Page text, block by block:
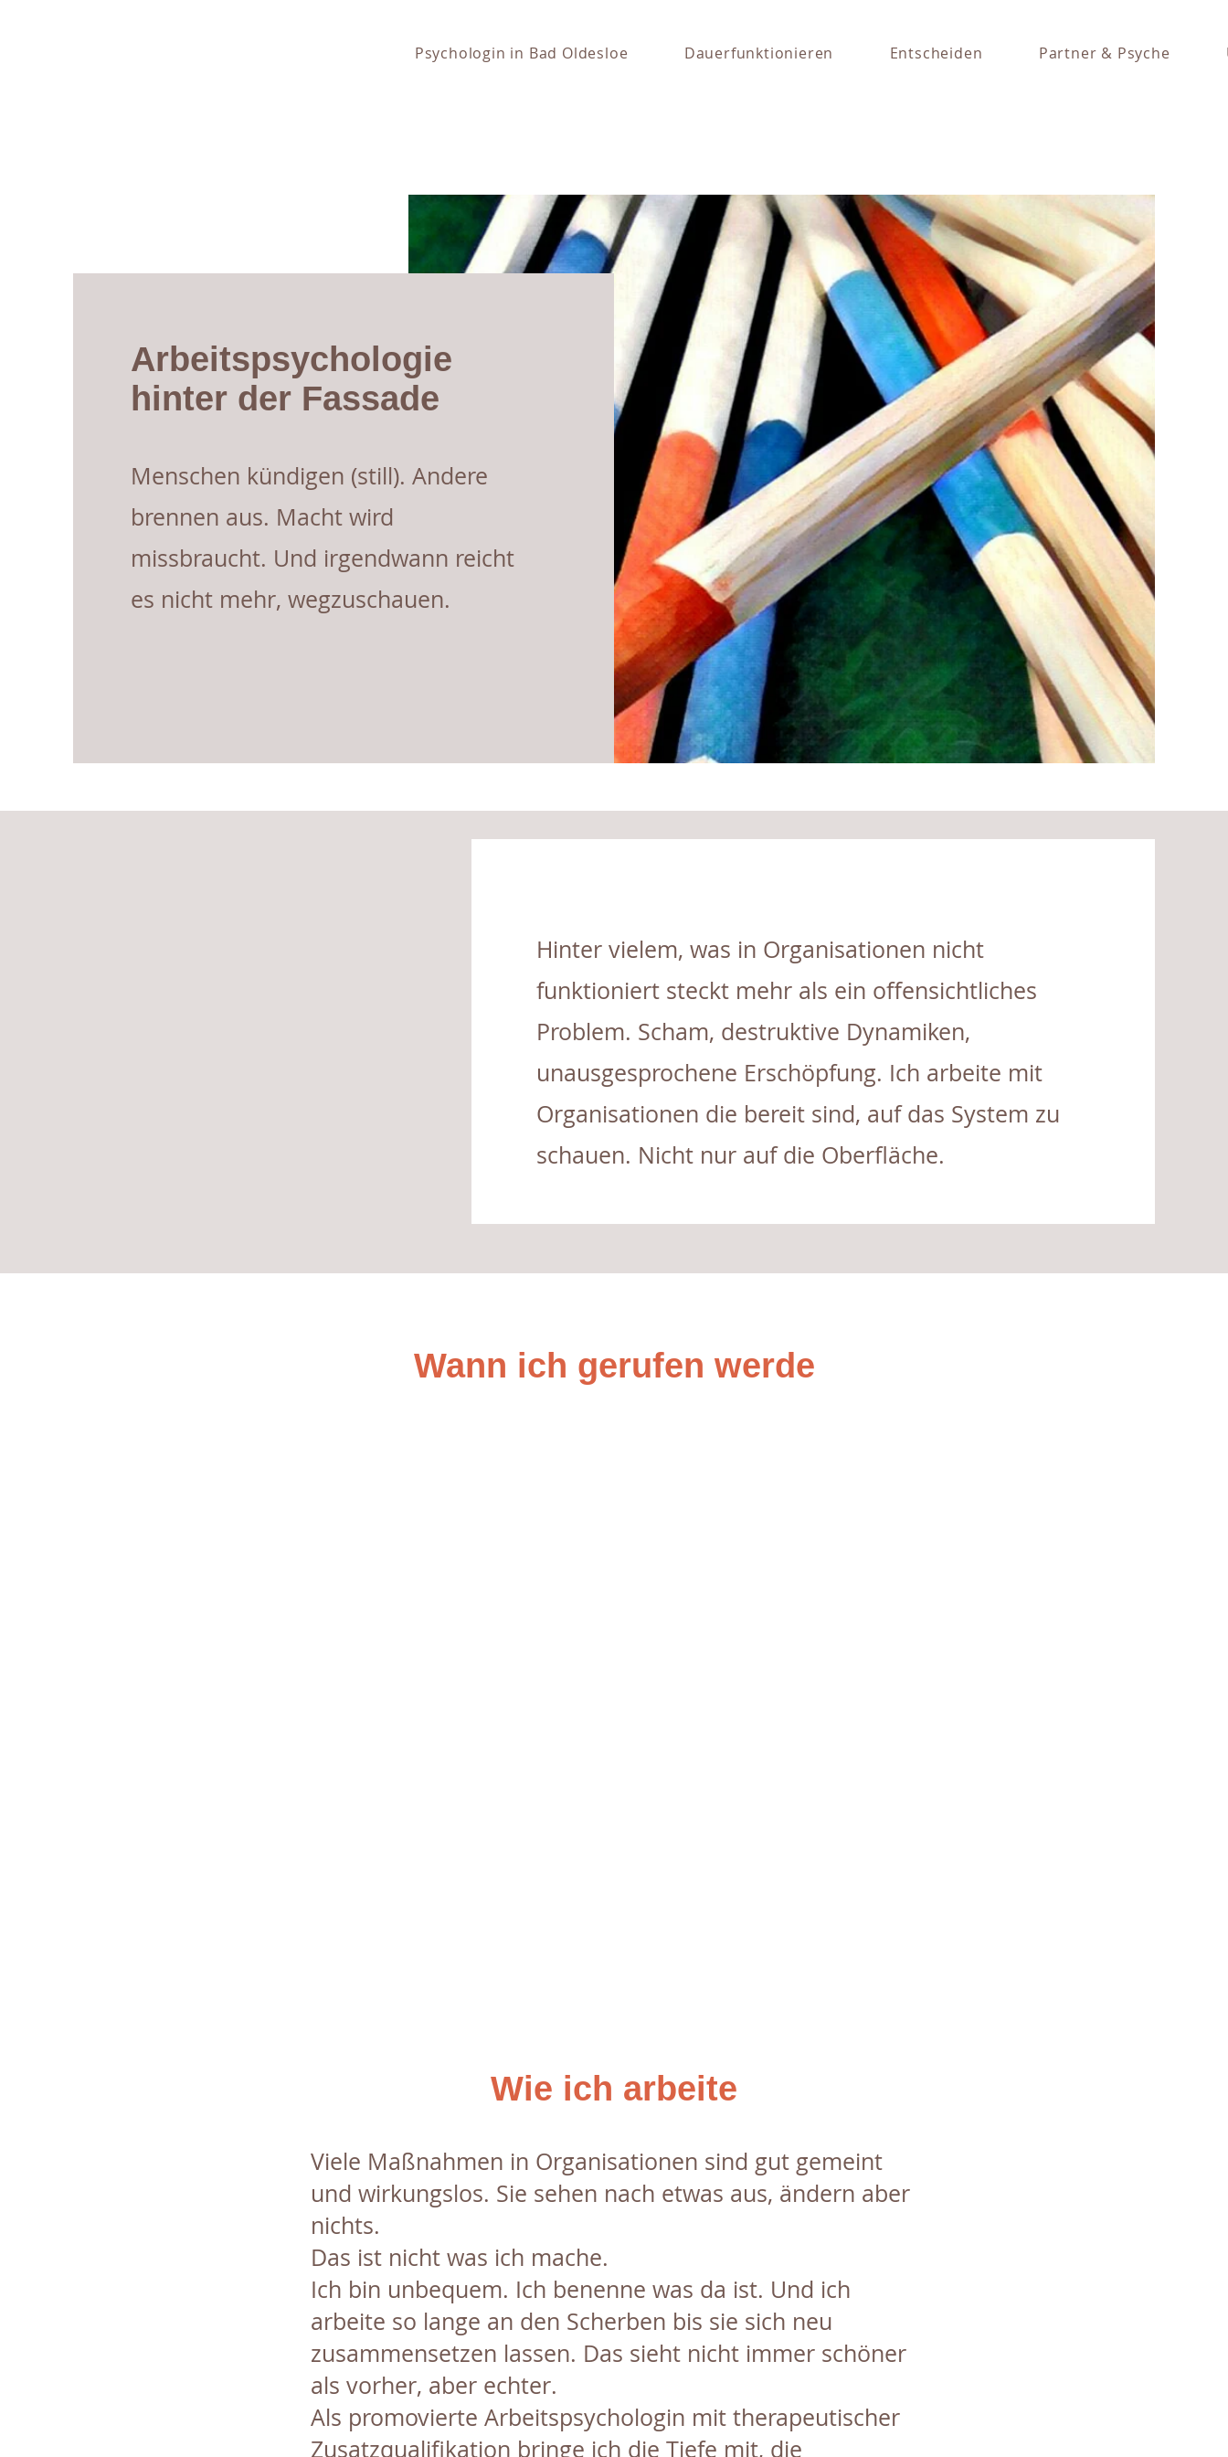
Psychologin in Bad Oldesloe Dauerfunktionieren Entscheiden Partner & Psyche
Arbeitspsychologie
hinter der Fassade
Menschen kündigen (still). Andere
brennen aus. Macht wird
missbraucht. Und irgendwann reicht
es nicht mehr, wegzuschauen.
Hinter vielem, was in Organisationen nicht
funktioniert steckt mehr als ein offensichtliches
Problem. Scham, destruktive Dynamiken,
unausgesprochene Erschöpfung. Ich arbeite mit
Organisationen die bereit sind, auf das System zu
schauen. Nicht nur auf die Oberfläche.
Wann ich gerufen werde
Wie ich arbeite
Viele Maßnahmen in Organisationen sind gut gemeint
und wirkungslos. Sie sehen nach etwas aus, ändern aber
nichts.
Das ist nicht was ich mache.
Ich bin unbequem. Ich benenne was da ist. Und ich
arbeite so lange an den Scherben bis sie sich neu
zusammensetzen lassen. Das sieht nicht immer schöner
als vorher, aber echter.
Als promovierte Arbeitspsychologin mit therapeutischer
Zusatzqualifikation bringe ich die Tiefe mit, die